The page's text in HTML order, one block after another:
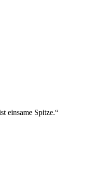
einsame Spitze.“